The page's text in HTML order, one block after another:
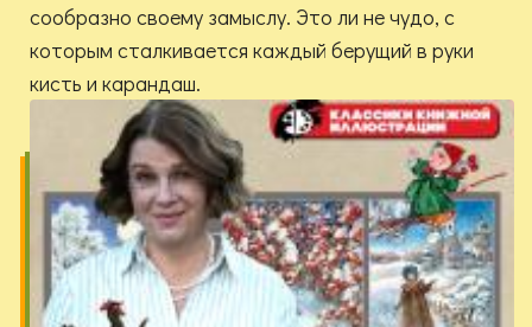
сообразно своему замыслу. Это ли не чудо, с
которым сталкивается каждый берущий в руки
кисть и карандаш.